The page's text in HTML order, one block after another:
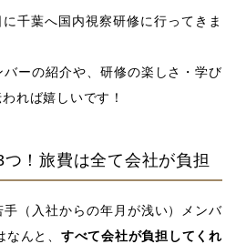
千葉へ国内視察研修に行ってきま
ーの紹介や、研修の楽しさ・学び
れば嬉しいです！
！旅費は全て会社が負担
（入社からの年月が浅い）メンバ
んと、 すべて会社が負担してくれ